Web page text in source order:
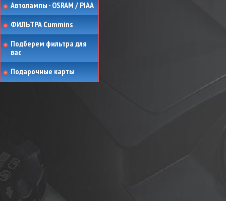
Автолампы - OSRAM / PIAA
ФИЛЬТРА Cummins
Подберем фильтра для
вас
Подарочные карты